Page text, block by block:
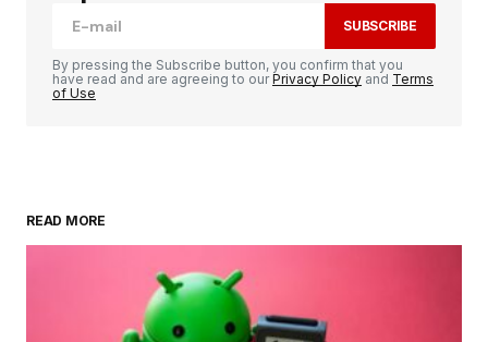
SUBSCRIBE
By pressing the Subscribe button, you confirm that you
have read and are agreeing to ourPrivacy Policy and Terms
of Use
READ MORE